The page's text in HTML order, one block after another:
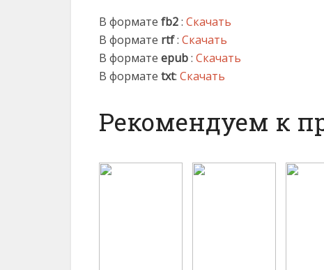
В формате fb2: Скачать
В формате rtf: Скачать
В формате epub: Скачать
В формате txt: Скачать
Рекомендуем к